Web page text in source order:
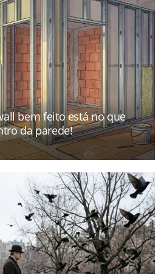
bem feito está no que
da parede!